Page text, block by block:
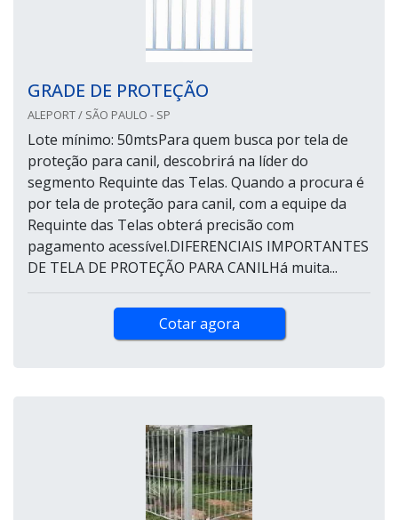
GRADE DE PROTEÇÃO
ALEPORT / SÃO PAULO - SP
Lote mínimo: 50mtsPara quem busca por tela de
proteção para canil, descobrirá na líder do
segmento Requinte das Telas. Quando a procura é
por tela de proteção para canil, com a equipe da
Requinte das Telas obterá precisão com
pagamento acessível.DIFERENCIAIS IMPORTANTES
DE TELA DE PROTEÇÃO PARA CANILHá muita...
Cotar agora